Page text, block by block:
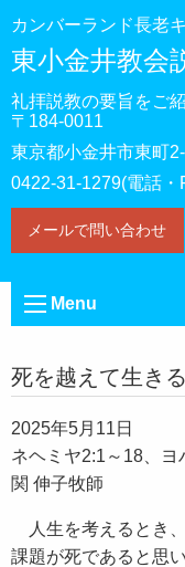
カンバーランド長老
東小金井教会
礼拝説教の要旨をご
〒184-0011
東京都小金井市東町
0422-31-1279(電話・
メールで問い合わせ
Menu
死を越えて生きる
2025年5月11日
ネヘミヤ2:1～18、
関 伸子牧師
人生を考えるとき
課題が死であると思